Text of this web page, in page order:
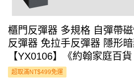
櫃門反彈器 多規格 自彈帶
反彈器 免拉手反彈器 隱形
【YX0106】《約翰家庭百貨
超取滿NT$499免運